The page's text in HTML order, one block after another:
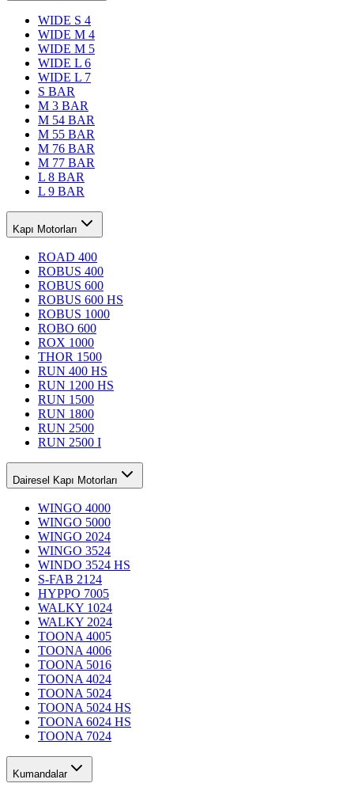
WIDE S 4
WIDE M 4
WIDE M 5
WIDE L 6
WIDE L 7
S BAR
M 3 BAR
M 54 BAR
M 55 BAR
M 76 BAR
M 77 BAR
L 8 BAR
L 9 BAR
Kapı Motorları
ROAD 400
ROBUS 400
ROBUS 600
ROBUS 600 HS
ROBUS 1000
ROBO 600
ROX 1000
THOR 1500
RUN 400 HS
RUN 1200 HS
RUN 1500
RUN 1800
RUN 2500
RUN 2500 I
Dairesel Kapı Motorları
WINGO 4000
WINGO 5000
WINGO 2024
WINGO 3524
WINDO 3524 HS
S-FAB 2124
HYPPO 7005
WALKY 1024
WALKY 2024
TOONA 4005
TOONA 4006
TOONA 5016
TOONA 4024
TOONA 5024
TOONA 5024 HS
TOONA 6024 HS
TOONA 7024
Kumandalar